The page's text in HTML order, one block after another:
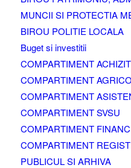
MUNCII SI PROTECTIA
BIROU POLITIE LOCALA
Buget si investitii
COMPARTIMENT
COMPARTIMENT
COMPARTIMENT
COMPARTIMENT SVSU
COMPARTIMENT
COMPARTIMENT
PUBLICUL SI ARHIVA